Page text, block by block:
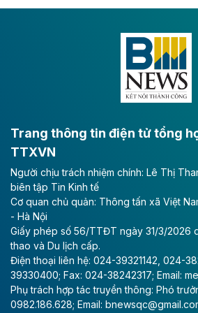
Đông A dài khoảng 25,1 km được
lực phát triển kinh tế - xã hội khu
Long Thành
Tổng công ty Cảng hàng không Việt
(ACV) vừa lập kỷ lục mới về lợi
II/2026.
Theo baodautu.vn
Vinaconex lập đỉnh doanh
Tổng CTCP Xuất nhập khẩu và Xây
(Vinaconex) đã khép lại nửa đầu
thuần gần 7.268 tỷ đồng, tăng 4%
cũng là mức cao nhất lịch sử hoạt
Trang thông tin điện tử tổng
TTXVN
Người chịu trách nhiệm chính: Lê Thị
biên tập Tin Kinh tế
Cơ quan chủ quản: Thông tấn xã Việt
- Hà Nội
Giấy phép số 56/TTĐT ngày 31/3/2026
thao và Du lịch cấp.
Điện thoại liên hệ: 024-39321142, 024-
39330400; Fax: 024-38242317; Email:
Phụ trách hợp tác truyền thông: Phó
0982.186.628; Email: